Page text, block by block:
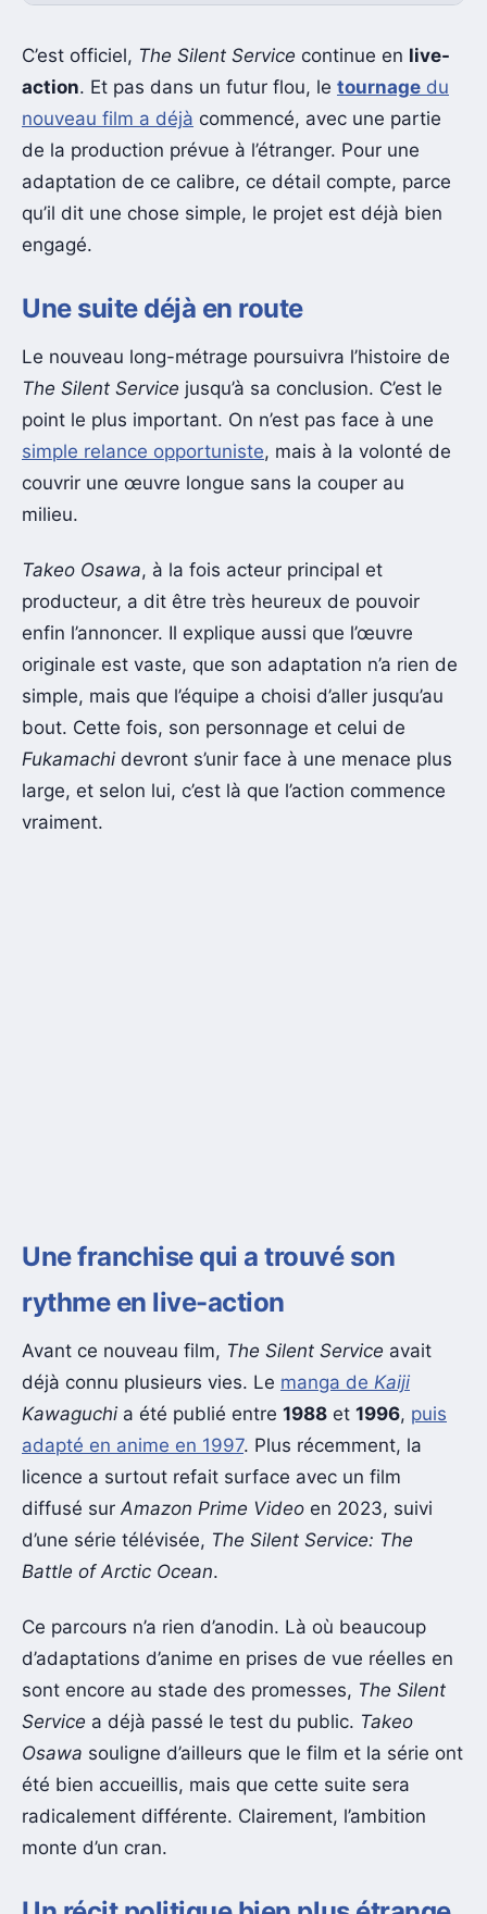
C’est officiel, The Silent Service continue en live-
action. Et pas dans un futur flou, le tournage du
nouveau film a déjà commencé, avec une partie
de la production prévue à l’étranger. Pour une
adaptation de ce calibre, ce détail compte, parce
qu’il dit une chose simple, le projet est déjà bien
engagé.
Une suite déjà en route
Le nouveau long-métrage poursuivra l’histoire de
The Silent Service jusqu’à sa conclusion. C’est le
point le plus important. On n’est pas face à une
simple relance opportuniste, mais à la volonté de
couvrir une œuvre longue sans la couper au
milieu.
Takeo Osawa, à la fois acteur principal et
producteur, a dit être très heureux de pouvoir
enfin l’annoncer. Il explique aussi que l’œuvre
originale est vaste, que son adaptation n’a rien de
simple, mais que l’équipe a choisi d’aller jusqu’au
bout. Cette fois, son personnage et celui de
Fukamachi devront s’unir face à une menace plus
large, et selon lui, c’est là que l’action commence
vraiment.
Une franchise qui a trouvé son
rythme en live-action
Avant ce nouveau film, The Silent Service avait
déjà connu plusieurs vies. Le manga de Kaiji
Kawaguchi a été publié entre 1988 et 1996, puis
adapté en anime en 1997. Plus récemment, la
licence a surtout refait surface avec un film
diffusé sur Amazon Prime Video en 2023, suivi
d’une série télévisée, The Silent Service: The
Battle of Arctic Ocean.
Ce parcours n’a rien d’anodin. Là où beaucoup
d’adaptations d’anime en prises de vue réelles en
sont encore au stade des promesses, The Silent
Service a déjà passé le test du public. Takeo
Osawa souligne d’ailleurs que le film et la série ont
été bien accueillis, mais que cette suite sera
radicalement différente. Clairement, l’ambition
monte d’un cran.